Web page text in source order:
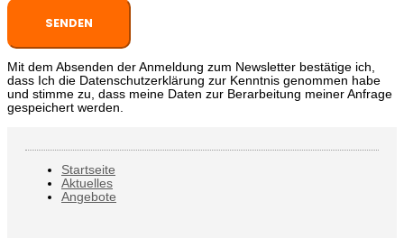
SENDEN
Mit dem Absenden der Anmeldung zum Newsletter bestätige ich,
dass Ich die Datenschutzerklärung zur Kenntnis genommen habe
und stimme zu, dass meine Daten zur Berarbeitung meiner Anfrage
gespeichert werden.
Startseite
Aktuelles
Angebote